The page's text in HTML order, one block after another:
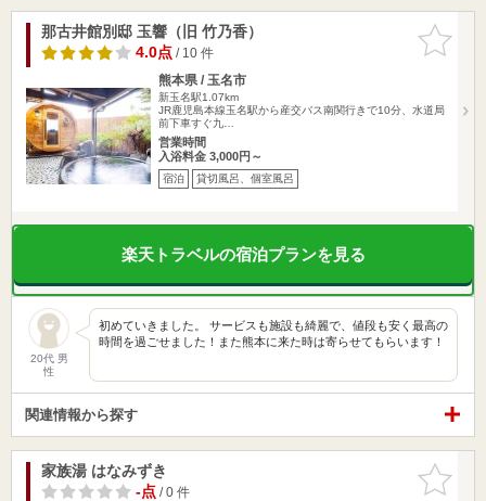
お気に入
りに追加
那古井館別邸 玉響（旧 竹乃香）
4.0点/ 10 件
熊本県 / 玉名市
新玉名駅1.07km
JR鹿児島本線玉名駅から産交バス南関行きで10分、水道局
前下車すぐ九…
営業時間
入浴料金 3,000円～
宿泊 貸切風呂、個室風呂
楽天トラベルの宿泊プランを見る
20代 男
性
初めていきました。 サービスも施設も綺麗で、値段も安く最高の
時間を過ごせました！また熊本に来た時は寄らせてもらいます！
関連情報から探す
お気に入
りに追加
家族湯 はなみずき
-点/ 0 件